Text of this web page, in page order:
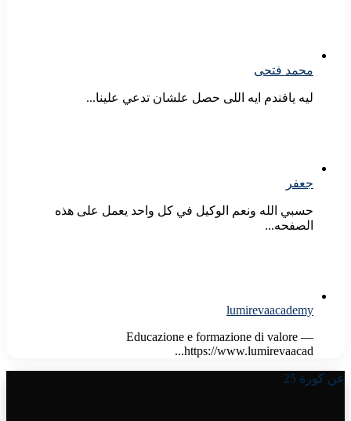
محمد فتحى
ليه يافندم ايه اللى حصل علشان تدعي علينا...
جعفر
حسبي الله ونعم الوكيل في كل واحد يعمل على هذه
الصفحه...
lumirevaacademy
Educazione e formazione di valore —
https://www.lumirevaacad...
عن كورة 25